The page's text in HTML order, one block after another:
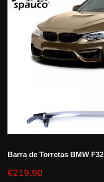
Barra de Torretas BMW F32
€219.90